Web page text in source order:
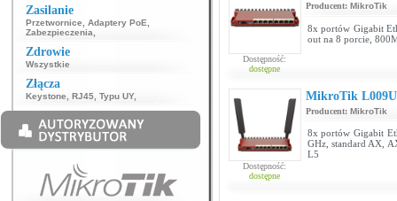
Zasilanie
Przetwornice Adaptery PoE
Zabezpieczenia
Zdrowie
Wszystkie
Złącza
Keystone RJ45 Typu UY,
Dostępność:
dostępne
Producent: MikroTik
8x portów Gigabit
out na 8 porcie,
Dostępność:
dostępne
MikroTik
Producent: MikroTik
8x portów Gigabit
GHz, standard AX,
L5